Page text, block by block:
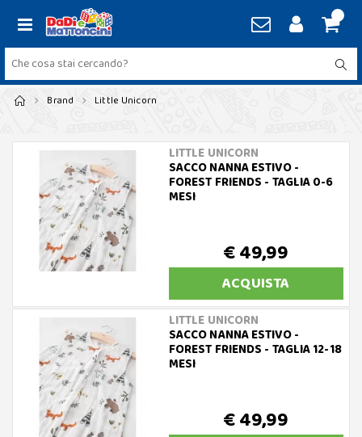
Brand Little Unicorn
LITTLE UNICORN
SACCO NANNA ESTIVO -
FOREST FRIENDS - TAGLIA 0-6
MESI
€ 49,99
ACQUISTA
LITTLE UNICORN
SACCO NANNA ESTIVO -
FOREST FRIENDS - TAGLIA 12-18
MESI
€ 49,99